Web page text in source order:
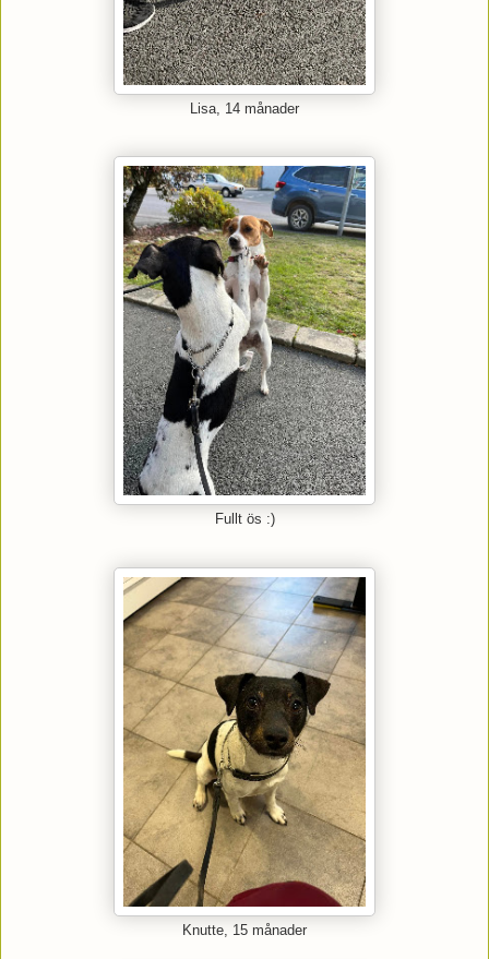
Lisa, 14 månader
Fullt ös :)
Knutte, 15 månader